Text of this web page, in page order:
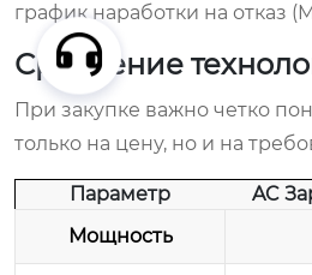
график наработки на отказ
Сравнение
При закупке важно четко
только на цену, но и на
Параметр AC
Мощность